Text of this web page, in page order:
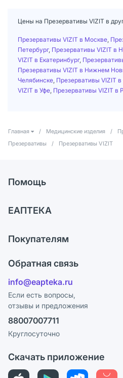
Цены на Презервативы VIZIT в
Презервативы VIZIT в Москве
Петербург, Презервативы VIZIT в
VIZIT в Екатеринбург,
Презервативы VIZIT в Нижнем
Челябинске Презервативы VIZIT
VIZIT в Уфе Презервативы VIZIT в
Главная / Медицинские изделия /
Презервативы
/ Презервативы VIZIT
Помощь
Самовывоз из аптек
Ответы на вопросы
Блог
ЕАПТЕКА
Карьера
Поставщики
Лицензия
Реклама на сайте
Ваши товары на ЕАПТЕКЕ
Покупателям
Программа СберСпасибо
Политика конфиденциальности
Пользовательское соглашение
Политика рекомендаций
Этика и соответствие
Политика в отношении
Обратная связь
info@eapteka.ru
Если есть вопросы,
отзывы и предложения
88007007711
Круглосуточно
Скачать приложение